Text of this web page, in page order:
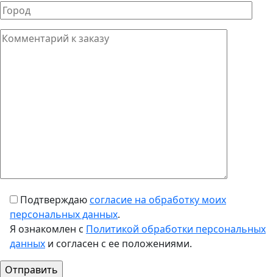
Подтверждаюсогласие на обработку моих
персональных данных.
Я ознакомлен с Политикой обработки персональных
данных и согласен с ее положениями.